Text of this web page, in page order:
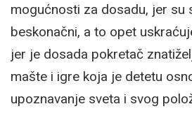
mogućnosti za dosadu, jer su
beskonačni, a to opet
jer je dosada pokretač
mašte i igre koja je detetu
upoznavanje sveta i svog